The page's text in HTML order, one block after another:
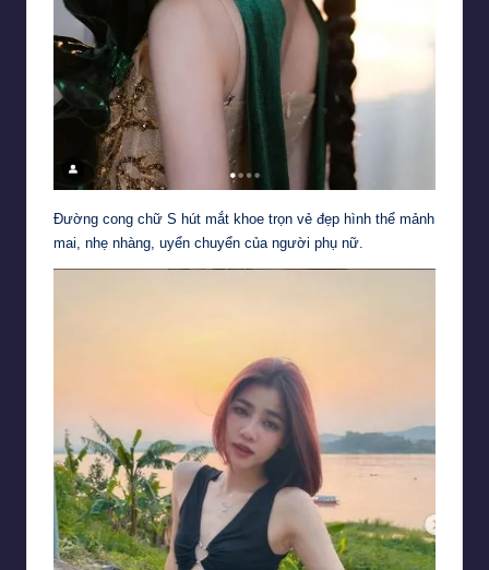
Đường cong chữ S hút mắt khoe trọn vẻ đẹp hình thể mảnh
mai, nhẹ nhàng, uyển chuyển của người phụ nữ.